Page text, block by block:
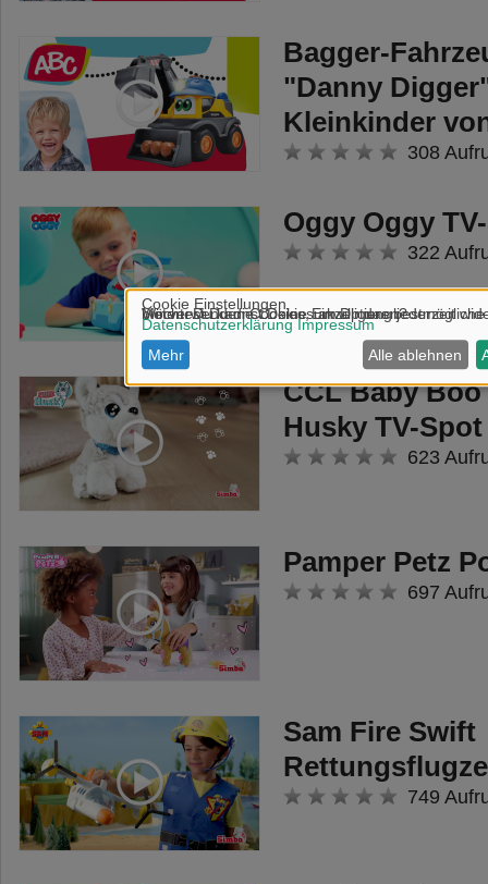
Bagger-
"Danny
Kleinkinder
308
Oggy Oggy
322
CCL Baby Boo
Husky TV-Spot
623
Pamper Petz
697
Sam Fire Swift
749